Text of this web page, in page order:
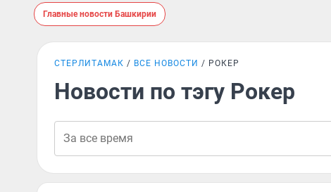
Главные новости Башкирии
СТЕРЛИТАМАК ВСЕ НОВОСТИ РОКЕР
Новости по тэгу Рокер